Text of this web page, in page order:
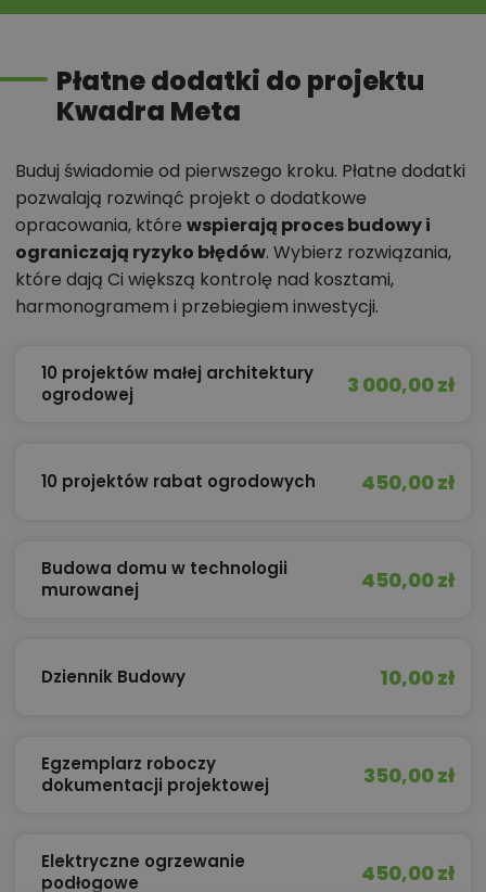
Płatne dodatki do projektu
Kwadra Meta
Buduj świadomie od pierwszego kroku. Płatne dodatki
pozwalają rozwinąć projekt o dodatkowe
opracowania, które wspierają proces budowy i
ograniczają ryzyko błędów. Wybierz rozwiązania,
które dają Ci większą kontrolę nad kosztami,
harmonogramem i przebiegiem inwestycji.
10 projektów małej architektury
ogrodowej
3 000,00 zł
10 projektów rabat ogrodowych 450,00 zł
Budowa domu w technologii
murowanej
450,00 zł
Dziennik Budowy 10,00 zł
Egzemplarz roboczy
dokumentacji projektowej
350,00 zł
Elektryczne ogrzewanie
podłogowe
450,00 zł